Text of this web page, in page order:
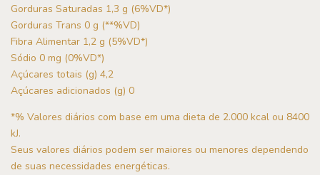
Gorduras Saturadas 1,3 g (6%VD*)
Gorduras Trans 0 g (**%VD)
Fibra Alimentar 1,2 g (5%VD*)
Sódio 0 mg (0%VD*)
Açúcares totais (g) 4,2
Açúcares adicionados (g) 0
*% Valores diários com base em uma dieta de 2.000 kcal ou 8400
kJ.
Seus valores diários podem ser maiores ou menores dependendo
de suas necessidades energéticas.